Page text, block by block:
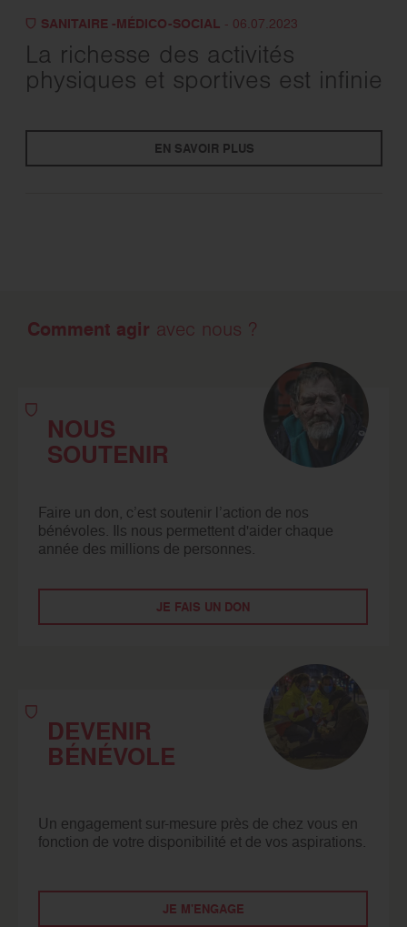
SANITAIRE -MÉDICO-SOCIAL - 06.07.2023
La richesse des activités
physiques et sportives est infinie
EN SAVOIR PLUS
Comment agir avec nous ?
NOUS
SOUTENIR
Faire un don, c’est soutenir l’action de nos
bénévoles. Ils nous permettent d'aider chaque
année des millions de personnes.
JE FAIS UN DON
DEVENIR
BÉNÉVOLE
Un engagement sur-mesure près de chez vous en
fonction de votre disponibilité et de vos aspirations.
JE M'ENGAGE